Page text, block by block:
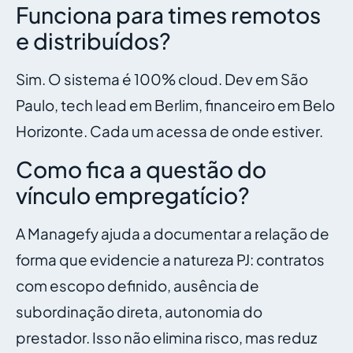
Funciona para times remotos
e distribuídos?
Sim. O sistema é 100% cloud. Dev em São
Paulo, tech lead em Berlim, financeiro em Belo
Horizonte. Cada um acessa de onde estiver.
Como fica a questão do
vínculo empregatício?
A Managefy ajuda a documentar a relação de
forma que evidencie a natureza PJ: contratos
com escopo definido, ausência de
subordinação direta, autonomia do
prestador. Isso não elimina risco, mas reduz